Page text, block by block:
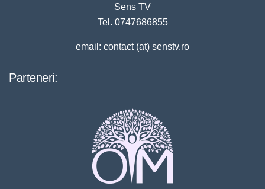
Sens TV
Tel. 0747686855
email: contact (at) senstv.ro
Parteneri: